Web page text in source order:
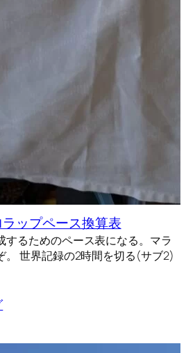
ップペース換算表
するためのペース表になる。マラ
。 世界記録の2時間を切る(サブ2)